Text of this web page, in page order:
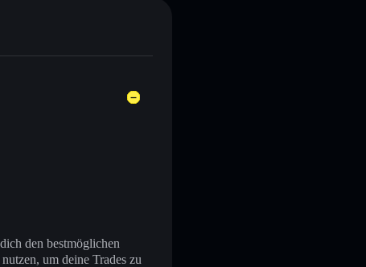
den bestmöglichen
um deine Trades zu